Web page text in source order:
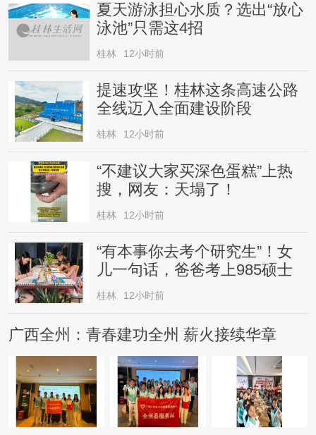
夏天游泳担心水质？选出“放心
泳池”只需这4招
桂林 12小时前
提速攻坚！桂林这条高速公路
全线迈入全面建设阶段
桂林 12小时前
“不建议大家买深色蛋糕”上热
搜，网友：天塌了！
桂林 12小时前
“有本事你去考个研究生”！女
儿一句话，爸爸考上985硕士
桂林 12小时前
广西全州：青春建功全州 薪火接续华章